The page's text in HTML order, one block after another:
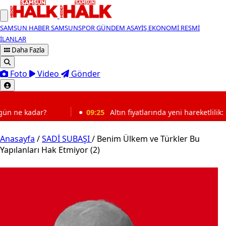
SAMSUN HABERSAMSUNSPORGÜNDEM ASAYİŞ EKONOMİ RESMİ
İLANLAR
Daha Fazla
Foto Video Gönder
09:25 Altın fiyatlarında yeni hareketlilik: Gram
Anasayfa /SADİ SUBAŞI/ Benim Ülkem ve Türkler Bu
Yapılanları Hak Etmiyor (2)